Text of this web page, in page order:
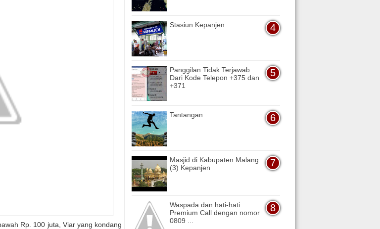
Rp. 100 juta, Viar yang kondang
Stasiun Kepanjen
Panggilan Tidak Terjawab
Dari Kode Telepon +375 dan
+371
Tantangan
Masjid di Kabupaten Malang
(3) Kepanjen
Waspada dan hati-hati
Premium Call dengan nomor
0809 ...